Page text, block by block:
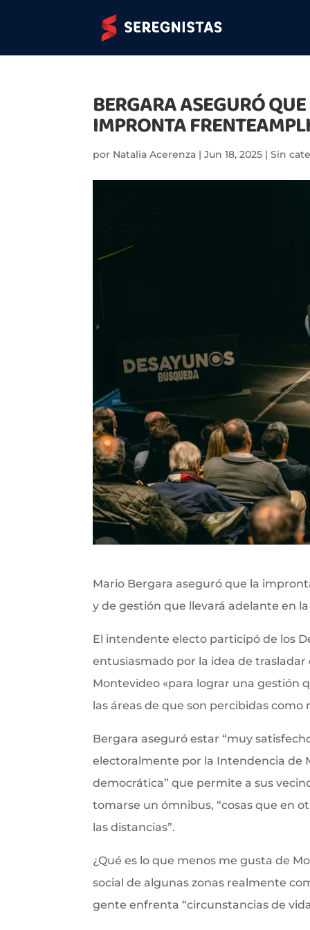
BERGARA ASEGURÓ
IMPRONTA
por Natalia Acerenza |Jun 18, 2025 |Sin
Mario Bergara aseguró que la
y de gestión que llevará adelante en
El intendente electo participó de los
entusiasmado por la idea de trasladar
Montevideo «para lograr una gestión
las áreas de que son percibidas como
Bergara aseguró estar “muy
electoralmente por la Intendencia de
democrática” que permite a sus
tomarse un ómnibus, “cosas que en
las distancias”.
¿Qué es lo que menos me gusta de
social de algunas zonas realmente
gente enfrenta “circunstancias de